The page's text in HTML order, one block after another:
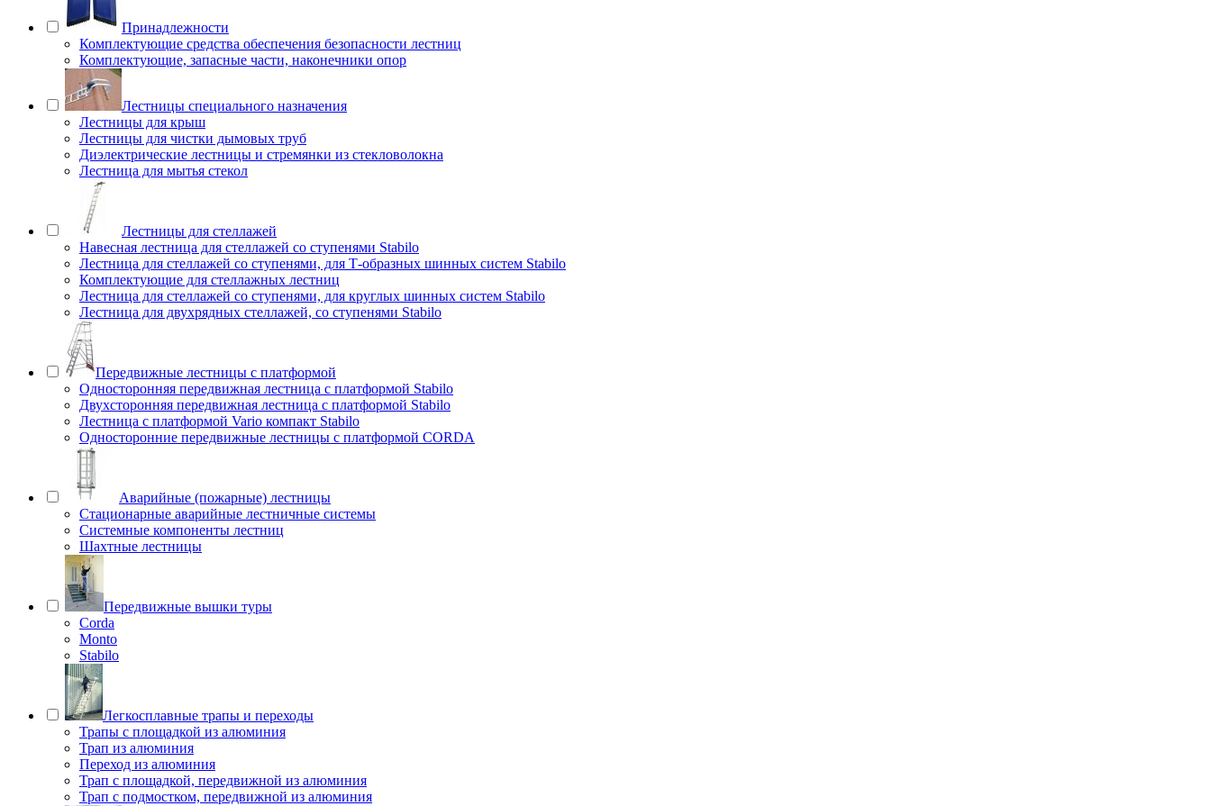
Принадлежности
Комплектующие средства обеспечения безопасности лестниц
Комплектующие, запасные части, наконечники опор
Лестницы специального назначения
Лестницы для крыш
Лестницы для чистки дымовых труб
Диэлектрические лестницы и стремянки из стекловолокна
Лестница для мытья стекол
Лестницы для стеллажей
Навесная лестница для стеллажей со ступенями Stabilo
Лестница для стеллажей со ступенями, для Т-образных шинных систем Stabilo
Комплектующие для стеллажных лестниц
Лестница для стеллажей со ступенями, для круглых шинных систем Stabilo
Лестница для двухрядных стеллажей, со ступенями Stabilo
Передвижные лестницы с платформой
Односторонняя передвижная лестница с платформой Stabilo
Двухсторонняя передвижная лестница с платформой Stabilo
Лестница с платформой Vario компакт Stabilo
Односторонние передвижные лестницы с платформой CORDA
Аварийные (пожарные) лестницы
Стационарные аварийные лестничные системы
Системные компоненты лестниц
Шахтные лестницы
Передвижные вышки туры
Corda
Monto
Stabilo
Легкосплавные трапы и переходы
Трапы с площадкой из алюминия
Трап из алюминия
Переход из алюминия
Трап с площадкой, передвижной из алюминия
Трап с подмостком, передвижной из алюминия